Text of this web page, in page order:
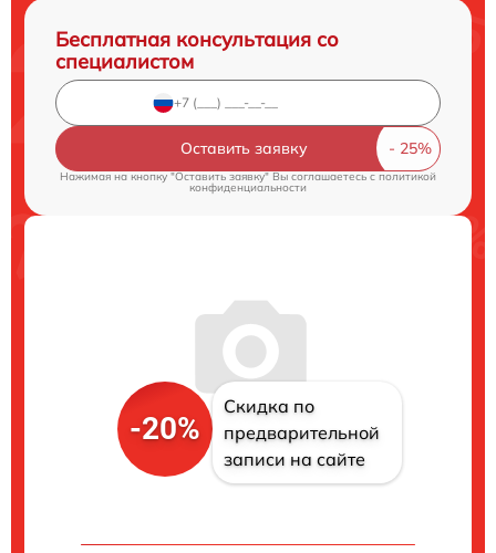
Бесплатная консультация со
специалистом
Оставить заявку
Нажимая на кнопку "Оставить заявку" Вы соглашаетесь cполитикой
конфиденциальности
-20%
Скидка по
предварительной
записи на сайте